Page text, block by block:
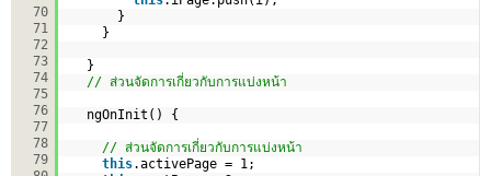
70
71
72
73
74
75
76
77
78
79
}
}
}
// ส่วนจัดการเกี่ยวกับการแบ่งหน้า
ngOnInit() {
// ส่วนจัดการเกี่ยวกับการแบ่งหน้า
this.activePage = 1;